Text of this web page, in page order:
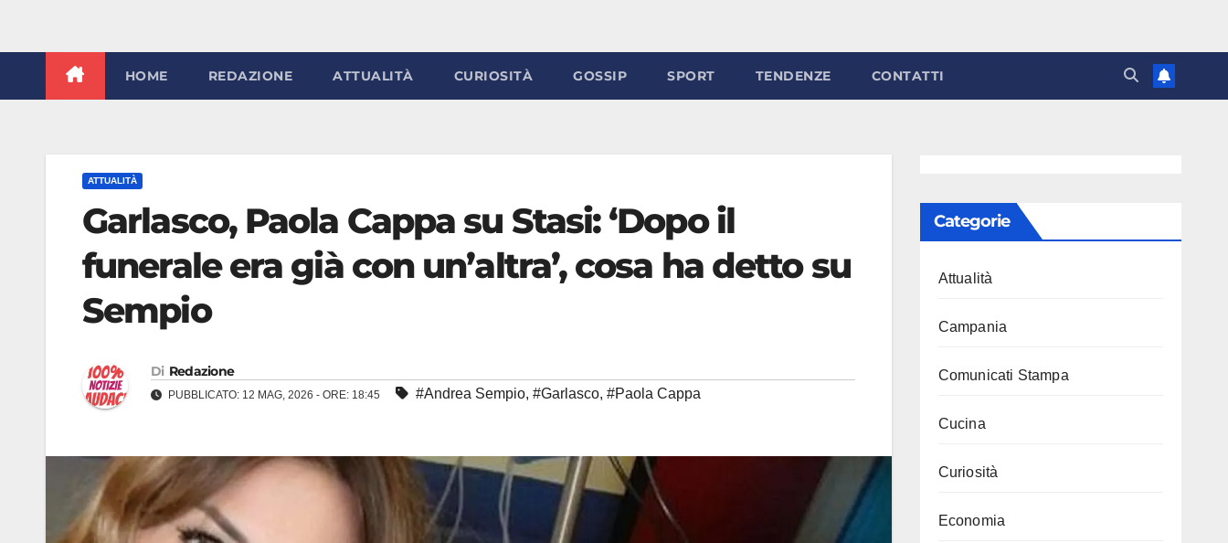
HOME REDAZIONE ATTUALITÀ CURIOSITÀ GOSSIP SPORT TENDENZE CONTATTI
ATTUALITÀ
Garlasco, Paola Cappa su Stasi: ‘Dopo il
funerale era già con un’altra’, cosa ha detto su
Sempio
Di Redazione
PUBBLICATO: 12 MAG, 2026 - ORE: 18:45 #Andrea Sempio, #Garlasco, #Paola Cappa
Categorie
Attualità
Campania
Comunicati Stampa
Cucina
Curiosità
Economia